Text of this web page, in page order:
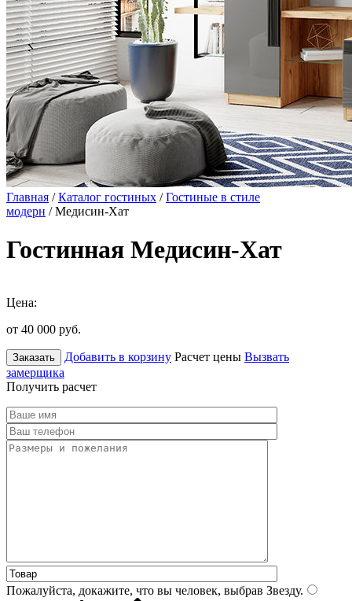
Главная /Каталог гостиных /Гостиные в стиле
модерн / Медисин-Хат
Гостинная Медисин-Хат
Цена:
от 40 000 руб.
Заказать Добавить в корзину Расчет цены Вызвать
замерщика
Получить расчет
Пожалуйста, докажите, что вы человек, выбрав Звезду.